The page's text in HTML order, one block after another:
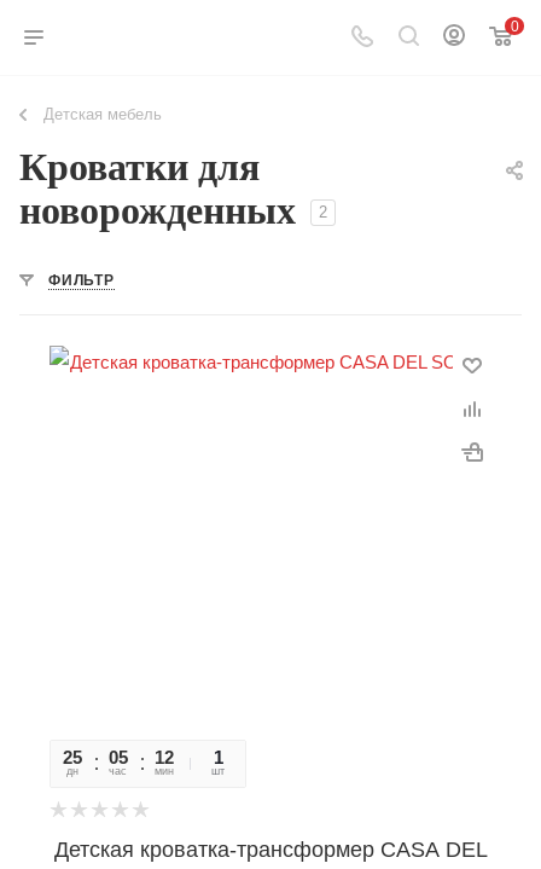
0
Детская мебель
Кроватки для
новорожденных
2
ФИЛЬТР
25
дн
05
час
12
мин
46
сек
1
шт
Детская кроватка-трансформер CASA DEL